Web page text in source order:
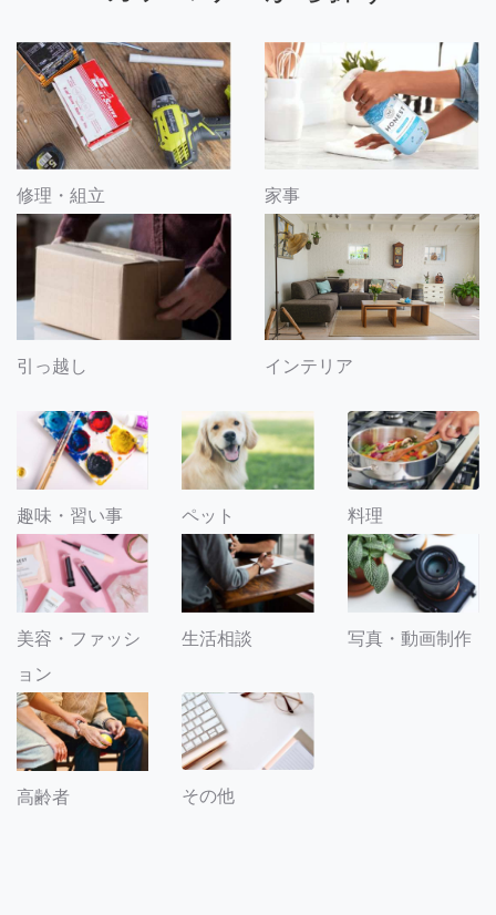
修理・組立 家事
引っ越し インテリア
趣味・習い事 ペット 料理
美容・ファッシ
ョン
生活相談 写真・動画制作
高齢者 その他